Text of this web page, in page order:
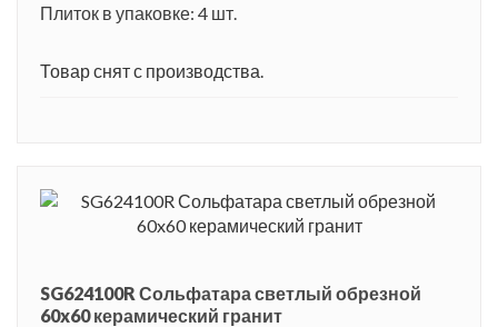
Плиток в упаковке: 4 шт.
Товар снят с производства.
SG624100R Сольфатара светлый обрезной
60x60 керамический гранит